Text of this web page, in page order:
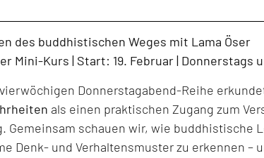
des buddhistischen Weges mit Lama Öser
Mini-Kurs | Start: 19. Februar | Donnerstags
Donnerstagabend-Reihe
als einen praktischen Zugang zum
Gemeinsam schauen wir, wie buddhistische
Denk- und Verhaltensmuster zu erkennen –